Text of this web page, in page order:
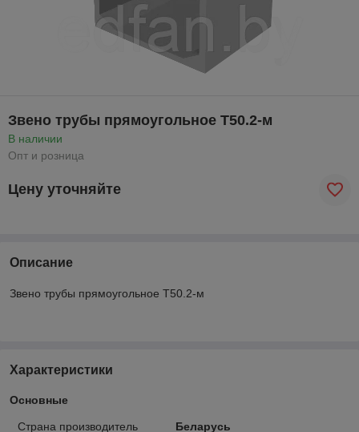
Звено трубы прямоугольное Т50.2-м
В наличии
Опт и розница
Цену уточняйте
Описание
Звено трубы прямоугольное Т50.2-м
Характеристики
Основные
Страна производитель Беларусь